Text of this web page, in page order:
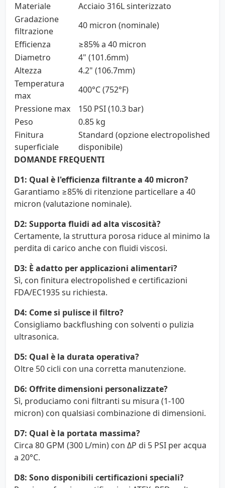
Materiale
Acciaio 316L sinterizzato
Gradazione
filtrazione
40 micron (nominale)
Efficienza
≥85% a 40 micron
Diametro
4" (101.6mm)
Altezza
4.2" (106.7mm)
Temperatura
max
400°C (752°F)
Pressione max
150 PSI (10.3 bar)
Peso
0.85 kg
Finitura
superficiale
Standard (opzione electropolished
disponibile)
DOMANDE FREQUENTI
D1: Qual è l'efficienza filtrante a 40 micron?
Garantiamo ≥85% di ritenzione particellare a 40
micron (valutazione nominale).
D2: Supporta fluidi ad alta viscosità?
Certamente, la struttura porosa riduce al minimo la
perdita di carico anche con fluidi viscosi.
D3: È adatto per applicazioni alimentari?
Sì, con finitura electropolished e certificazioni
FDA/EC1935 su richiesta.
D4: Come si pulisce il filtro?
Consigliamo backflushing con solventi o pulizia
ultrasonica.
D5: Qual è la durata operativa?
Oltre 50 cicli con una corretta manutenzione.
D6: Offrite dimensioni personalizzate?
Sì, produciamo coni filtranti su misura (1-100
micron) con qualsiasi combinazione di dimensioni.
D7: Qual è la portata massima?
Circa 80 GPM (300 L/min) con ΔP di 5 PSI per acqua
a 20°C.
D8: Sono disponibili certificazioni speciali?